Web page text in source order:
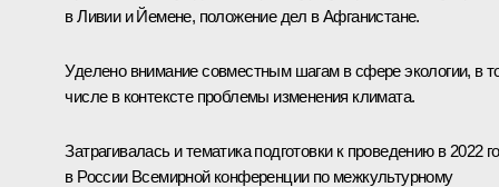
в Ливии и Йемене, положение дел в Афганистане.
Уделено внимание совместным шагам в сфере экологии, в
числе в контексте проблемы изменения климата.
Затрагивалась и тематика подготовки к проведению в 2022
в России Всемир­ной конференции по межкультурному